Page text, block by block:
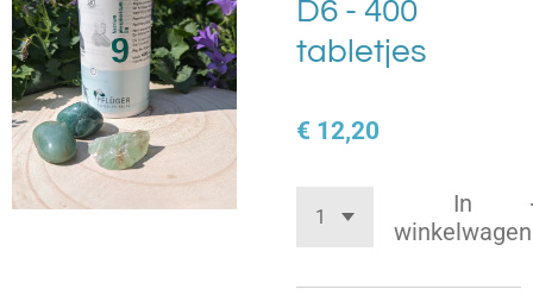
D6 - 400
tabletjes
€ 12,20
In
winkelwagen